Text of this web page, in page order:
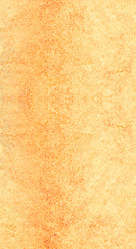
серия
серия
серия
серия